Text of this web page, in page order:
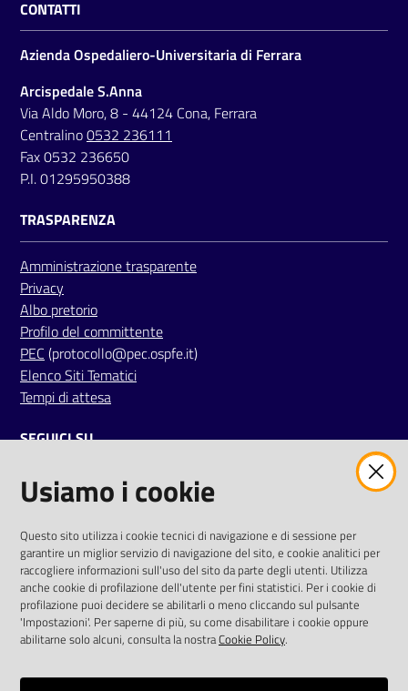
CONTATTI
Azienda Ospedaliero-Universitaria di Ferrara
Arcispedale S.Anna
Via Aldo Moro, 8 - 44124 Cona, Ferrara
Centralino0532 236111
Fax 0532 236650
P.I. 01295950388
TRASPARENZA
Amministrazione trasparente
Privacy
Albo pretorio
Profilo del committente
PEC (protocollo@pec.ospfe.it)
Elenco Siti Tematici
Tempi di attesa
SEGUICI SU
twitterfacebookyoutube
AREA DIPENDENTI
Posta Elettronica Aziendale
Cloud aziendale(manuale di istruzioni)
Portale del Dipendente
Sito intranet
Usiamo i cookie
Questo sito utilizza i cookie tecnici di navigazione e di sessione per
garantire un miglior servizio di navigazione del sito, e cookie analitici per
raccogliere informazioni sull'uso del sito da parte degli utenti. Utilizza
anche cookie di profilazione dell'utente per fini statistici. Per i cookie di
profilazione puoi decidere se abilitarli o meno cliccando sul pulsante
'Impostazioni'. Per saperne di più, su come disabilitare i cookie oppure
abilitarne solo alcuni, consulta la nostraCookie Policy.